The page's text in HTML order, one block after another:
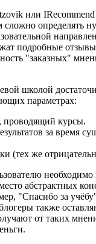
или IRecommend
сложно определять
подробные
"заказных"
школой
параметрах:
проводящий курсы.
за время
(тех же
необходимо
абстрактных
"Спасибо за
также
от таких